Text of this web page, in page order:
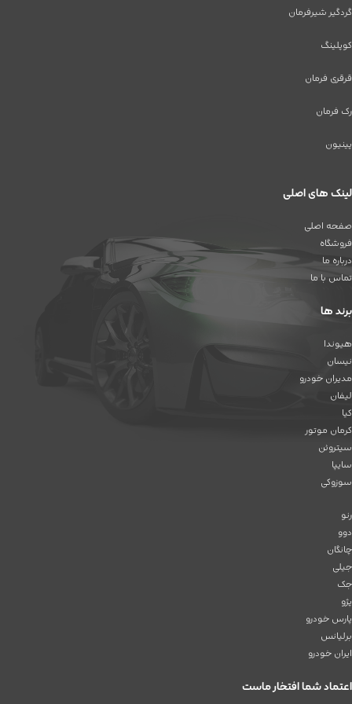
گردگیر شیرفرمان
کوپلینگ
قرقری فرمان
رک فرمان
پینیون
لینک های اصلی
صفحه اصلی
فروشگاه
درباره ما
تماس با ما
برند ها
هیوندا
نیسان
مدیران خودرو
لیفان
کیا
کرمان موتور
سیتروئن
سایپا
سوزوکی
رنو
دوو
چانگان
جیلی
جک
پژو
پارس خودرو
برلیانس
ایران خودرو
اعتماد شما افتخار ماست